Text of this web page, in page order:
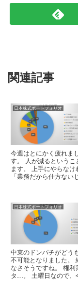
関連記事
日本株式ポートフォリオ
今週はとにかく疲れま
す。 人が減るというこ
ます。 上手にやらな
「業務だから仕方な
日本株式ポートフォリオ
中東のドンパチがどう
不可能となりました。
なさそうですね。 権
タ…。 土曜日なので、